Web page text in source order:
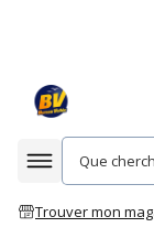
Afficher la
Trouver mon